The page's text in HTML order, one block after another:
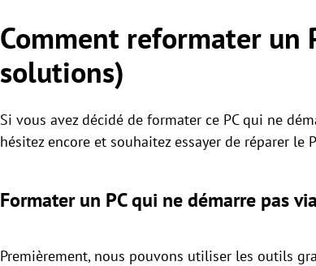
Comment reformater un
solutions)
Si vous avez décidé de formater ce PC qui ne
hésitez encore et souhaitez essayer de réparer le
Formater un PC qui ne démarre pas
Premièrement, nous pouvons utiliser les outils